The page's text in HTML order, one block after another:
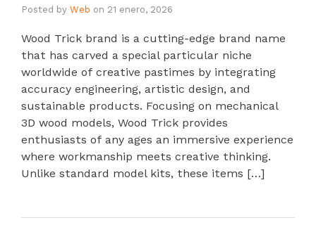
Posted by Web on 21 enero, 2026
Wood Trick brand is a cutting-edge brand name
that has carved a special particular niche
worldwide of creative pastimes by integrating
accuracy engineering, artistic design, and
sustainable products. Focusing on mechanical
3D wood models, Wood Trick provides
enthusiasts of any ages an immersive experience
where workmanship meets creative thinking.
Unlike standard model kits, these items […]